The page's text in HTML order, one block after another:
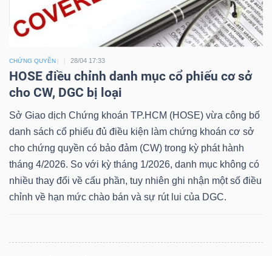
CHỨNG QUYỀN 28/04 17:33
HOSE điều chỉnh danh mục cổ phiếu cơ sở
cho CW, DGC bị loại
Sở Giao dịch Chứng khoán TP.HCM (HOSE) vừa công bố
danh sách cổ phiếu đủ điều kiện làm chứng khoán cơ sở
cho chứng quyền có bảo đảm (CW) trong kỳ phát hành
tháng 4/2026. So với kỳ tháng 1/2026, danh mục không có
nhiều thay đổi về cấu phần, tuy nhiên ghi nhận một số điều
chỉnh về hạn mức chào bán và sự rút lui của DGC.